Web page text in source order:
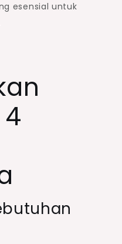
esensial untuk